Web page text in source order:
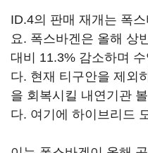
ID.4의 판매 재개는 폭
요. 폭스바겐은 올해 상
대비 11.3% 감소하며
다. 현재 티구안을 제외
을 회복시킬 내연기관
다. 여기에 하이브리드